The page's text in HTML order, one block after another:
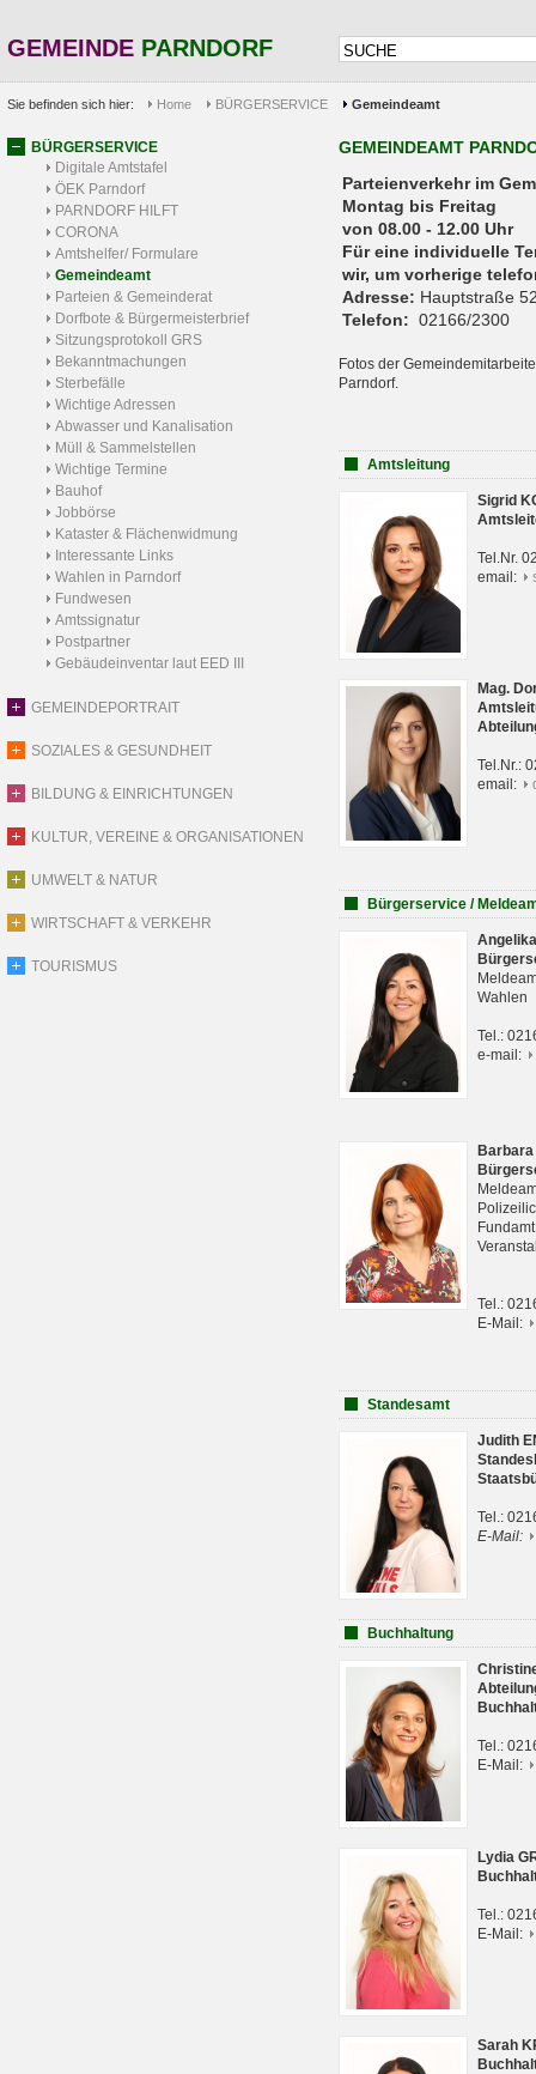
GEMEINDE PARNDORF
Sie befinden sich hier: Home BÜRGERSERVICE Gemeindeamt
BÜRGERSERVICE
Digitale Amtstafel
ÖEK Parndorf
PARNDORF HILFT
CORONA
Amtshelfer/ Formulare
Gemeindeamt
Parteien & Gemeinderat
Dorfbote & Bürgermeisterbrief
Sitzungsprotokoll GRS
Bekanntmachungen
Sterbefälle
Wichtige Adressen
Abwasser und Kanalisation
Müll & Sammelstellen
Wichtige Termine
Bauhof
Jobbörse
Kataster & Flächenwidmung
Interessante Links
Wahlen in Parndorf
Fundwesen
Amtssignatur
Postpartner
Gebäudeinventar laut EED III
GEMEINDEPORTRAIT
SOZIALES & GESUNDHEIT
BILDUNG & EINRICHTUNGEN
KULTUR, VEREINE & ORGANISATIONEN
UMWELT & NATUR
WIRTSCHAFT & VERKEHR
TOURISMUS
GEMEINDEAMT
Parteienverkehr
Montag bis Freitag
von 08.00 - 12.00 Uhr
Für eine individuelle
wir, um vorherige
Adresse: Hauptstraße
Telefon: 02166/2300
Fotos der
Parndorf.
Amtsleitung
Sigrid
Tel.Nr.
email:
Mag.
Tel.Nr.:
email:
Bürgerservice /
Wahlen
Tel.:
e-mail:
Tel.:
E-Mail:
Standesamt
Judith
Tel.:
E-Mail:
Buchhaltung
Tel.:
E-Mail:
Lydia
Tel.:
E-Mail:
Sarah